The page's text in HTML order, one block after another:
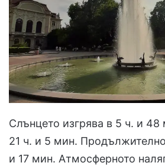
Слънцето изгрява в 5 ч. и 48
21 ч. и 5 мин.
и 17 мин. Атмосферното